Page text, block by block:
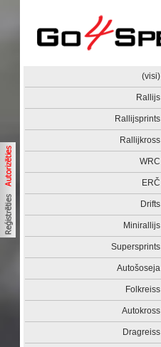
(visi)
Rallijs
Rallijsprints
Rallijkross
WRC
ERČ
Drifts
Minirallijs
Supersprints
Autošoseja
Folkreiss
Autokross
Dragreiss